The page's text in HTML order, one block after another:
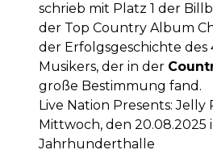
schrieb mit Platz 1 der
der Top Country Album
der Erfolgsgeschichte des
Musikers, der in der
große Bestimmung fand.
Live Nation Presents: Jelly
Mittwoch, den 20.08.2025
Jahrhunderthalle